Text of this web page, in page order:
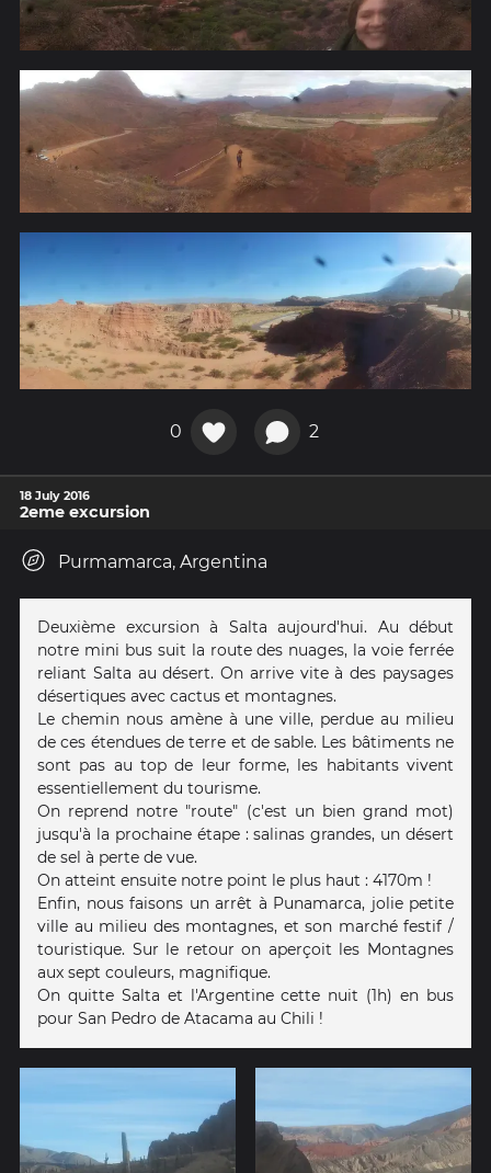
0 2
18 July 2016
2eme excursion
Purmamarca, Argentina
Deuxième excursion à Salta aujourd'hui. Au début
notre mini bus suit la route des nuages, la voie ferrée
reliant Salta au désert. On arrive vite à des paysages
désertiques avec cactus et montagnes.
Le chemin nous amène à une ville, perdue au milieu
de ces étendues de terre et de sable. Les bâtiments ne
sont pas au top de leur forme, les habitants vivent
essentiellement du tourisme.
On reprend notre "route" (c'est un bien grand mot)
jusqu'à la prochaine étape : salinas grandes, un désert
de sel à perte de vue.
On atteint ensuite notre point le plus haut : 4170m !
Enfin, nous faisons un arrêt à Punamarca, jolie petite
ville au milieu des montagnes, et son marché festif /
touristique. Sur le retour on aperçoit les Montagnes
aux sept couleurs, magnifique.
On quitte Salta et l'Argentine cette nuit (1h) en bus
pour San Pedro de Atacama au Chili !